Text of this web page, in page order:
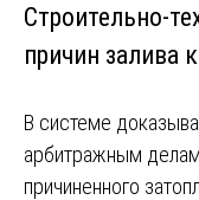
Строительно-
причин залива
В системе
арбитражным
причиненного